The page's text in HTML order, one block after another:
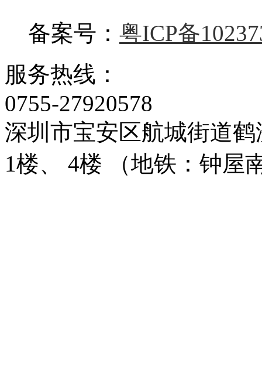
备案号： 粤ICP备
服务热线：
0755-27920578
深圳市宝安区航城街道
1楼、 4楼 （地铁：钟屋